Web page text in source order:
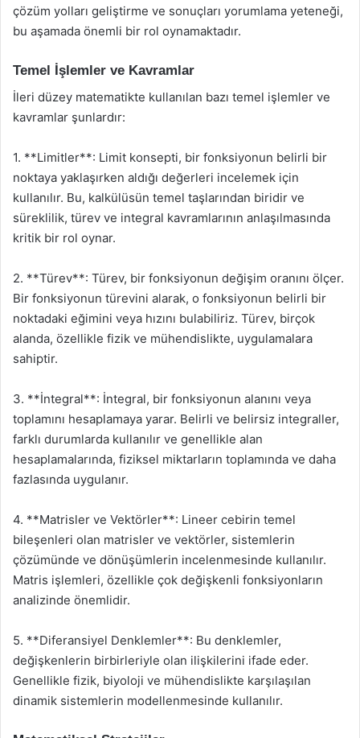
çözüm yolları geliştirme ve sonuçları yorumlama yeteneği,
bu aşamada önemli bir rol oynamaktadır.
Temel İşlemler ve Kavramlar
İleri düzey matematikte kullanılan bazı temel işlemler ve
kavramlar şunlardır:
1. **Limitler**: Limit konsepti, bir fonksiyonun belirli bir
noktaya yaklaşırken aldığı değerleri incelemek için
kullanılır. Bu, kalkülüsün temel taşlarından biridir ve
süreklilik, türev ve integral kavramlarının anlaşılmasında
kritik bir rol oynar.
2. **Türev**: Türev, bir fonksiyonun değişim oranını ölçer.
Bir fonksiyonun türevini alarak, o fonksiyonun belirli bir
noktadaki eğimini veya hızını bulabiliriz. Türev, birçok
alanda, özellikle fizik ve mühendislikte, uygulamalara
sahiptir.
3. **İntegral**: İntegral, bir fonksiyonun alanını veya
toplamını hesaplamaya yarar. Belirli ve belirsiz integraller,
farklı durumlarda kullanılır ve genellikle alan
hesaplamalarında, fiziksel miktarların toplamında ve daha
fazlasında uygulanır.
4. **Matrisler ve Vektörler**: Lineer cebirin temel
bileşenleri olan matrisler ve vektörler, sistemlerin
çözümünde ve dönüşümlerin incelenmesinde kullanılır.
Matris işlemleri, özellikle çok değişkenli fonksiyonların
analizinde önemlidir.
5. **Diferansiyel Denklemler**: Bu denklemler,
değişkenlerin birbirleriyle olan ilişkilerini ifade eder.
Genellikle fizik, biyoloji ve mühendislikte karşılaşılan
dinamik sistemlerin modellenmesinde kullanılır.